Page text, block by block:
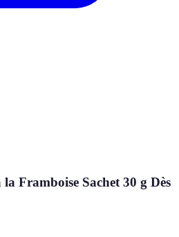
Framboise Sachet 30 g Dès